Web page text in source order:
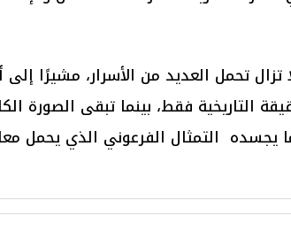
تحمل العديد من الأسرار، مشيرًا إلى
التاريخية فقط، بينما تبقى الصورة
يجسده التمثال الفرعوني الذي يحمل